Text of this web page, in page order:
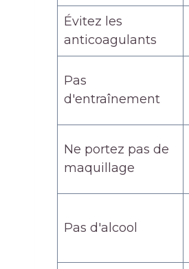
Évitez les
anticoagulants
Pas
d'entraînement
Ne portez pas de
maquillage
Pas d'alcool